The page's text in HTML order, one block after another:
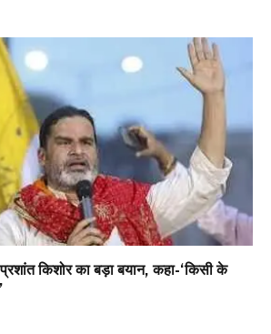
किशोर का बड़ा बयान, कहा-‘किसी के